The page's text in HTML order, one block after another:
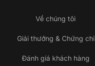
Về chúng tôi
Giải thưởng & Chứng chỉ
Đánh giá khách hàng